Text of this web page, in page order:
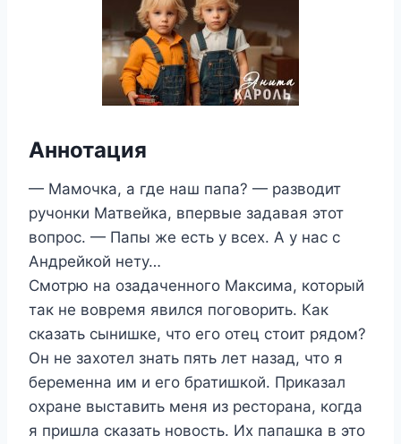
Аннотация
— Мамочка, а где наш папа? — разводит
ручонки Матвейка, впервые задавая этот
вопрос. — Папы же есть у всех. А у нас с
Андрейкой нету…
Смотрю на озадаченного Максима, который
так не вовремя явился поговорить. Как
сказать сынишке, что его отец стоит рядом?
Он не захотел знать пять лет назад, что я
беременна им и его братишкой. Приказал
охране выставить меня из ресторана, когда
я пришла сказать новость. Их папашка в это